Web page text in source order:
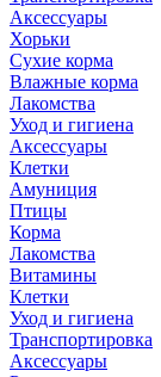
Аксессуары
Хорьки
Сухие корма
Влажные корма
Лакомства
Уход и гигиена
Аксессуары
Клетки
Амуниция
Птицы
Корма
Лакомства
Витамины
Клетки
Уход и гигиена
Транспортировка
Аксессуары